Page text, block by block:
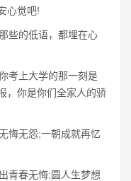
心觉吧!
的低语，都埋在心
上大学的那一刻是
，你是你们全家人的骄
无怨;一朝成就再忆
春无悔;圆人生梦想